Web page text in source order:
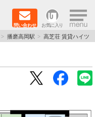
問い合わせ お気に入り ×
播磨高岡駅 高芝荘 賃貸ハイツ